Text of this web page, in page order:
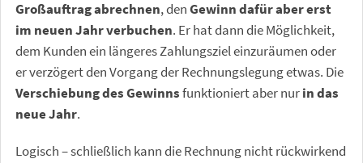
Großauftrag abrechnen, denGewinn dafür aber erst
im neuen Jahr verbuchen. Er hat dann die Möglichkeit,
dem Kunden ein längeres Zahlungsziel einzuräumen oder
er verzögert den Vorgang der Rechnungslegung etwas. Die
Verschiebung des Gewinnsfunktioniert aber nurin das
neue Jahr.
Logisch – schließlich kann die Rechnung nicht rückwirkend